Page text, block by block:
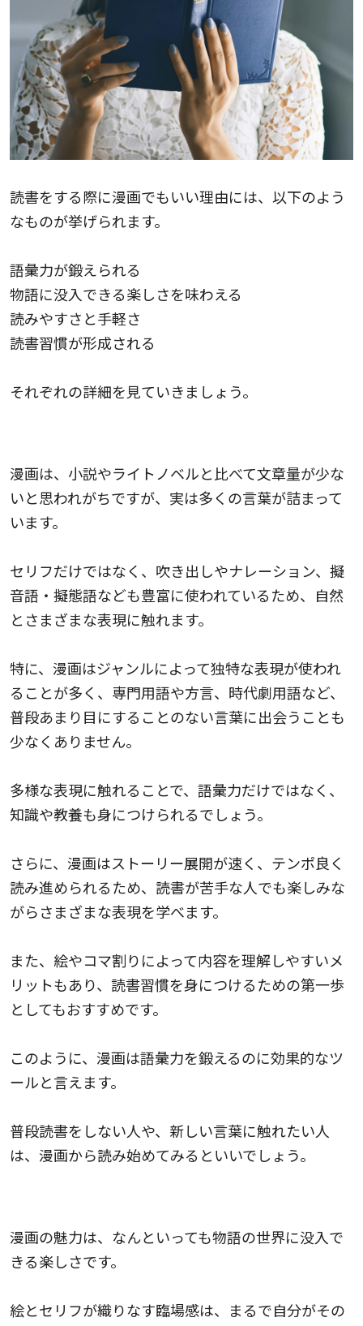
読書をする際に漫画でもいい理由には、以下のよう
なものが挙げられます。
語彙力が鍛えられる
物語に没入できる楽しさを味わえる
読みやすさと手軽さ
読書習慣が形成される
それぞれの詳細を見ていきましょう。
漫画は、小説やライトノベルと比べて文章量が少な
いと思われがちですが、実は多くの言葉が詰まって
います。
セリフだけではなく、吹き出しやナレーション、擬
音語・擬態語なども豊富に使われているため、自然
とさまざまな表現に触れます。
特に、漫画はジャンルによって独特な表現が使われ
ることが多く、専門用語や方言、時代劇用語など、
普段あまり目にすることのない言葉に出会うことも
少なくありません。
多様な表現に触れることで、語彙力だけではなく、
知識や教養も身につけられるでしょう。
さらに、漫画はストーリー展開が速く、テンポ良く
読み進められるため、読書が苦手な人でも楽しみな
がらさまざまな表現を学べます。
また、絵やコマ割りによって内容を理解しやすいメ
リットもあり、読書習慣を身につけるための第一歩
としてもおすすめです。
このように、漫画は語彙力を鍛えるのに効果的なツ
ールと言えます。
普段読書をしない人や、新しい言葉に触れたい人
は、漫画から読み始めてみるといいでしょう。
漫画の魅力は、なんといっても物語の世界に没入で
きる楽しさです。
絵とセリフが織りなす臨場感は、まるで自分がその